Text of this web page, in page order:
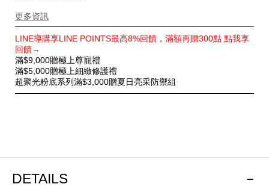
更多資訊
別
優
惠
LINE導購享LINE POINTS最高8%回饋，滿額再贈300點 點我享
回饋→
滿$9,000贈極上尊寵禮
滿$5,000贈極上細緻修護禮
超聚光粉底系列滿$3,000贈夏日亮采防禦組
DETAILS